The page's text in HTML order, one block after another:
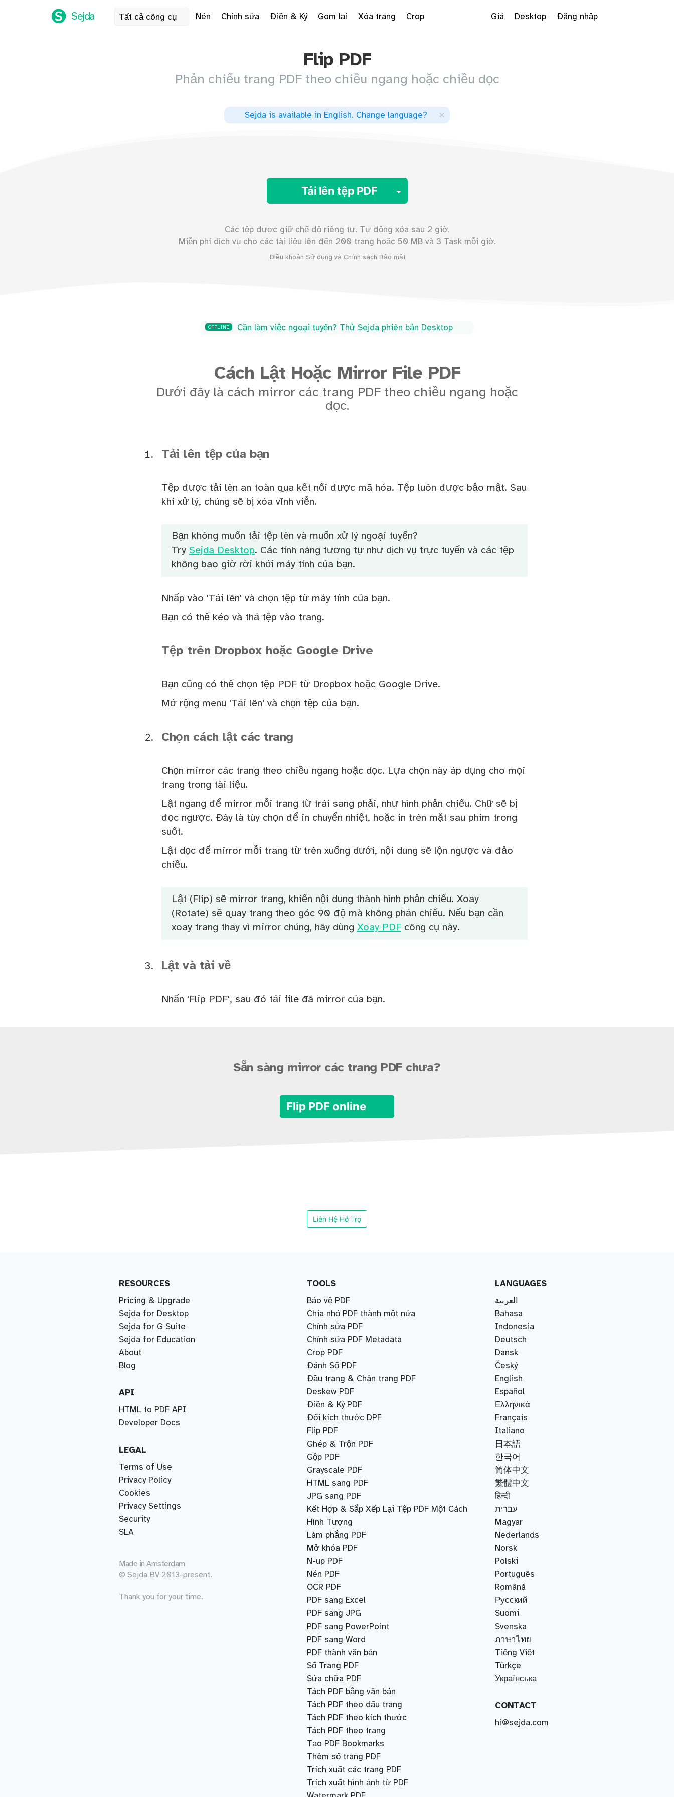
Sejda Tất cả công cụ Nén Chỉnh sửa Điền & Ký Gom lại Xóa trang Crop Giá Desktop Đăng nhập
Flip PDF
Phản chiếu trang PDF theo chiều ngang hoặc chiều dọc
Sejda is available in English. Change language? ×
Tải lên tệp PDF Toggle Dropdown
Các tệp được giữ chế độ riêng tư. Tự động xóa sau 2 giờ.
Miễn phí dịch vụ cho các tài liệu lên đến 200 trang hoặc 50 MB và 3 Task mỗi giờ.
Điều khoản Sử dụng và Chính sách Bảo mật
OFFLINE Cần làm việc ngoại tuyến? Thử Sejda phiên bản Desktop
Cách Lật Hoặc Mirror File PDF
Dưới đây là cách mirror các trang PDF theo chiều ngang hoặc
dọc.
Tải lên tệp của bạn
Tệp được tải lên an toàn qua kết nối được mã hóa. Tệp luôn được bảo mật. Sau
khi xử lý, chúng sẽ bị xóa vĩnh viễn.
Bạn không muốn tải tệp lên và muốn xử lý ngoại tuyến?
Try Sejda Desktop. Các tính năng tương tự như dịch vụ trực tuyến và các tệp
không bao giờ rời khỏi máy tính của bạn.
Nhấp vào 'Tải lên' và chọn tệp từ máy tính của bạn.
Bạn có thể kéo và thả tệp vào trang.
Tệp trên Dropbox hoặc Google Drive
Bạn cũng có thể chọn tệp PDF từ Dropbox hoặc Google Drive.
Mở rộng menu 'Tải lên' và chọn tệp của bạn.
Chọn cách lật các trang
Chọn mirror các trang theo chiều ngang hoặc dọc. Lựa chọn này áp dụng cho mọi
trang trong tài liệu.
Lật ngang để mirror mỗi trang từ trái sang phải, như hình phản chiếu. Chữ sẽ bị
đọc ngược. Đây là tùy chọn để in chuyển nhiệt, hoặc in trên mặt sau phim trong
suốt.
Lật dọc để mirror mỗi trang từ trên xuống dưới, nội dung sẽ lộn ngược và đảo
chiều.
Lật (Flip) sẽ mirror trang, khiến nội dung thành hình phản chiếu. Xoay
(Rotate) sẽ quay trang theo góc 90 độ mà không phản chiếu. Nếu bạn cần
xoay trang thay vì mirror chúng, hãy dùng Xoay PDF công cụ này.
Lật và tải về
Nhấn 'Flip PDF', sau đó tải file đã mirror của bạn.
Sẵn sàng mirror các trang PDF chưa?
Flip PDF online
Liên Hệ Hỗ Trợ
RESOURCES
Pricing & Upgrade
Sejda for Desktop
Sejda for G Suite
Sejda for Education
About
Blog
API
HTML to PDF API
Developer Docs
LEGAL
Terms of Use
Privacy Policy
Cookies
Privacy Settings
Security
SLA
Made in Amsterdam
© Sejda BV 2013-present.
Thank you for your time.
TOOLS
Bảo vệ PDF
Chia nhỏ PDF thành một nửa
Chỉnh sửa PDF
Chỉnh sửa PDF Metadata
Crop PDF
Đánh Số PDF
Đầu trang & Chân trang PDF
Deskew PDF
Điền & Ký PDF
Đổi kích thước DPF
Flip PDF
Ghép & Trộn PDF
Gộp PDF
Grayscale PDF
HTML sang PDF
JPG sang PDF
Kết Hợp & Sắp Xếp Lại Tệp PDF Một Cách
Hình Tượng
Làm phẳng PDF
Mở khóa PDF
N-up PDF
Nén PDF
OCR PDF
PDF sang Excel
PDF sang JPG
PDF sang PowerPoint
PDF sang Word
PDF thành văn bản
Số Trang PDF
Sửa chữa PDF
Tách PDF bằng văn bản
Tách PDF theo dấu trang
Tách PDF theo kích thước
Tách PDF theo trang
Tạo PDF Bookmarks
Thêm số trang PDF
Trích xuất các trang PDF
Trích xuất hình ảnh từ PDF
LANGUAGES
العربية
Bahasa
Indonesia
Deutsch
Dansk
Český
English
Español
Ελληνικά
Français
Italiano
日本語
한국어
简体中文
繁體中文
हिन्दी
עברית
Magyar
Nederlands
Norsk
Polski
Português
Română
Русский
Suomi
Svenska
ภาษาไทย
Tiếng Việt
Türkçe
Українська
CONTACT
hi@sejda.com